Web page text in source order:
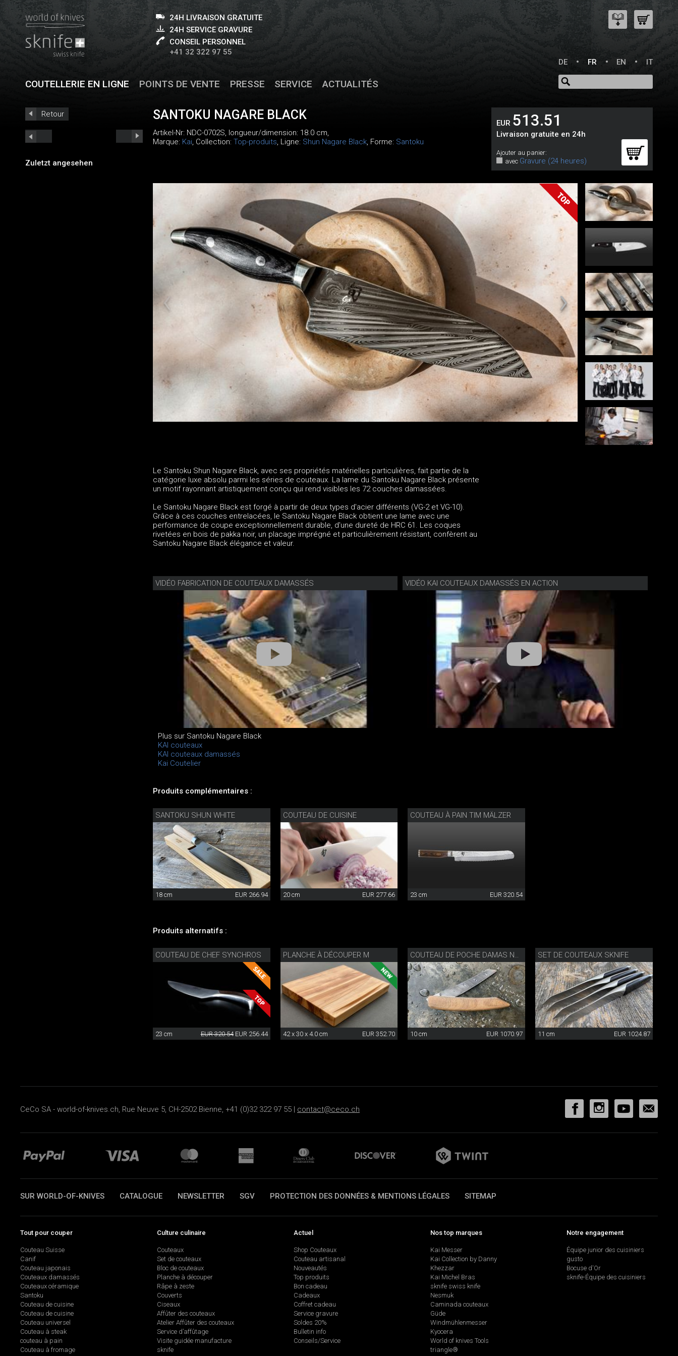
24H LIVRAISON GRATUITE
24H SERVICE GRAVURE
CONSEIL PERSONNEL
+41 32 322 97 55
DE
FR EN IT
COUTELLERIE EN LIGNE POINTS DE VENTE PRESSE SERVICE ACTUALITÉS
Retour
Zuletzt angesehen
SANTOKU NAGARE BLACK
Artikel-Nr: NDC-0702S, longueur/dimension: 18.0 cm,
Marque: Kai, Collection: Top-produits, Ligne: Shun Nagare Black, Forme: Santoku
EUR 513.51
Livraison gratuite en 24h
Ajouter au panier:
avec Gravure (24 heures)
Le Santoku Shun Nagare Black, avec ses propriétés matérielles particulières, fait partie de la
catégorie luxe absolu parmi les séries de couteaux. La lame du Santoku Nagare Black présente
un motif rayonnant artistiquement conçu qui rend visibles les 72 couches damassées.
Le Santoku Nagare Black est forgé à partir de deux types d'acier différents (VG-2 et VG-10).
Grâce à ces couches entrelacées, le Santoku Nagare Black obtient une lame avec une
performance de coupe exceptionnellement durable, d'une dureté de HRC 61. Les coques
rivetées en bois de pakka noir, un placage imprégné et particulièrement résistant, confèrent au
Santoku Nagare Black élégance et valeur.
VIDÉO FABRICATION DE COUTEAUX DAMASSÉS VIDÉO KAI COUTEAUX DAMASSÉS EN ACTION
Plus sur Santoku Nagare Black
KAI couteaux
KAI couteaux damassés
Kai Coutelier
Produits complémentaires :
SANTOKU SHUN WHITE
18 cm EUR 266.94
COUTEAU DE CUISINE
20 cm EUR 277.66
COUTEAU À PAIN TIM MÄLZER
23 cm EUR 320.54
Produits alternatifs :
COUTEAU DE CHEF SYNCHROS
23 cm EUR 320.54 EUR 256.44
PLANCHE À DÉCOUPER M
42 x 30 x 4.0 cm EUR 352.70 10 cm EUR 1070.97
SET DE COUTEAUX SKNIFE
11 cm EUR 1024.87
CeCo SA - world-of-knives.ch, Rue Neuve 5, CH-2502 Bienne, +41 (0)32 322 97 55 | contact@ceco.ch
SUR WORLD-OF-KNIVES CATALOGUE NEWSLETTER SGV PROTECTION DES DONNÉES & MENTIONS LÉGALES SITEMAP
Tout pour couper
Couteau Suisse
Canif
Couteau japonais
Couteaux damassés
Couteaux céramique
Santoku
Couteau de cuisine
Couteau de cuisine
Couteau universel
Couteau à steak
couteau à pain
Couteau à fromage
Culture culinaire
Couteaux
Set de couteaux
Bloc de couteaux
Planche à découper
Râpe à zeste
Couverts
Ciseaux
Affûter des couteaux
Atelier Affûter des couteaux
Service d’affûtage
Visite guidée manufacture
sknife
Actuel
Shop Couteaux
Couteau artisanal
Nouveautés
Top produits
Bon cadeau
Cadeaux
Coffret cadeau
Service gravure
Soldes 20%
Bulletin info
Conseils/Service
Nos top marques
Kai Messer
Kai Collection by Danny
Khezzar
Kai Michel Bras
sknife swiss knife
Nesmuk
Caminada couteaux
Güde
Windmühlenmesser
Kyocera
World of knives Tools
triangle®
Notre engagement
Équipe junior des cuisiniers
gusto
Bocuse d'Or
sknife-Équipe des cuisiniers